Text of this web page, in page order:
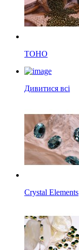
TOHO
Дивитися всі
Crystal Elements